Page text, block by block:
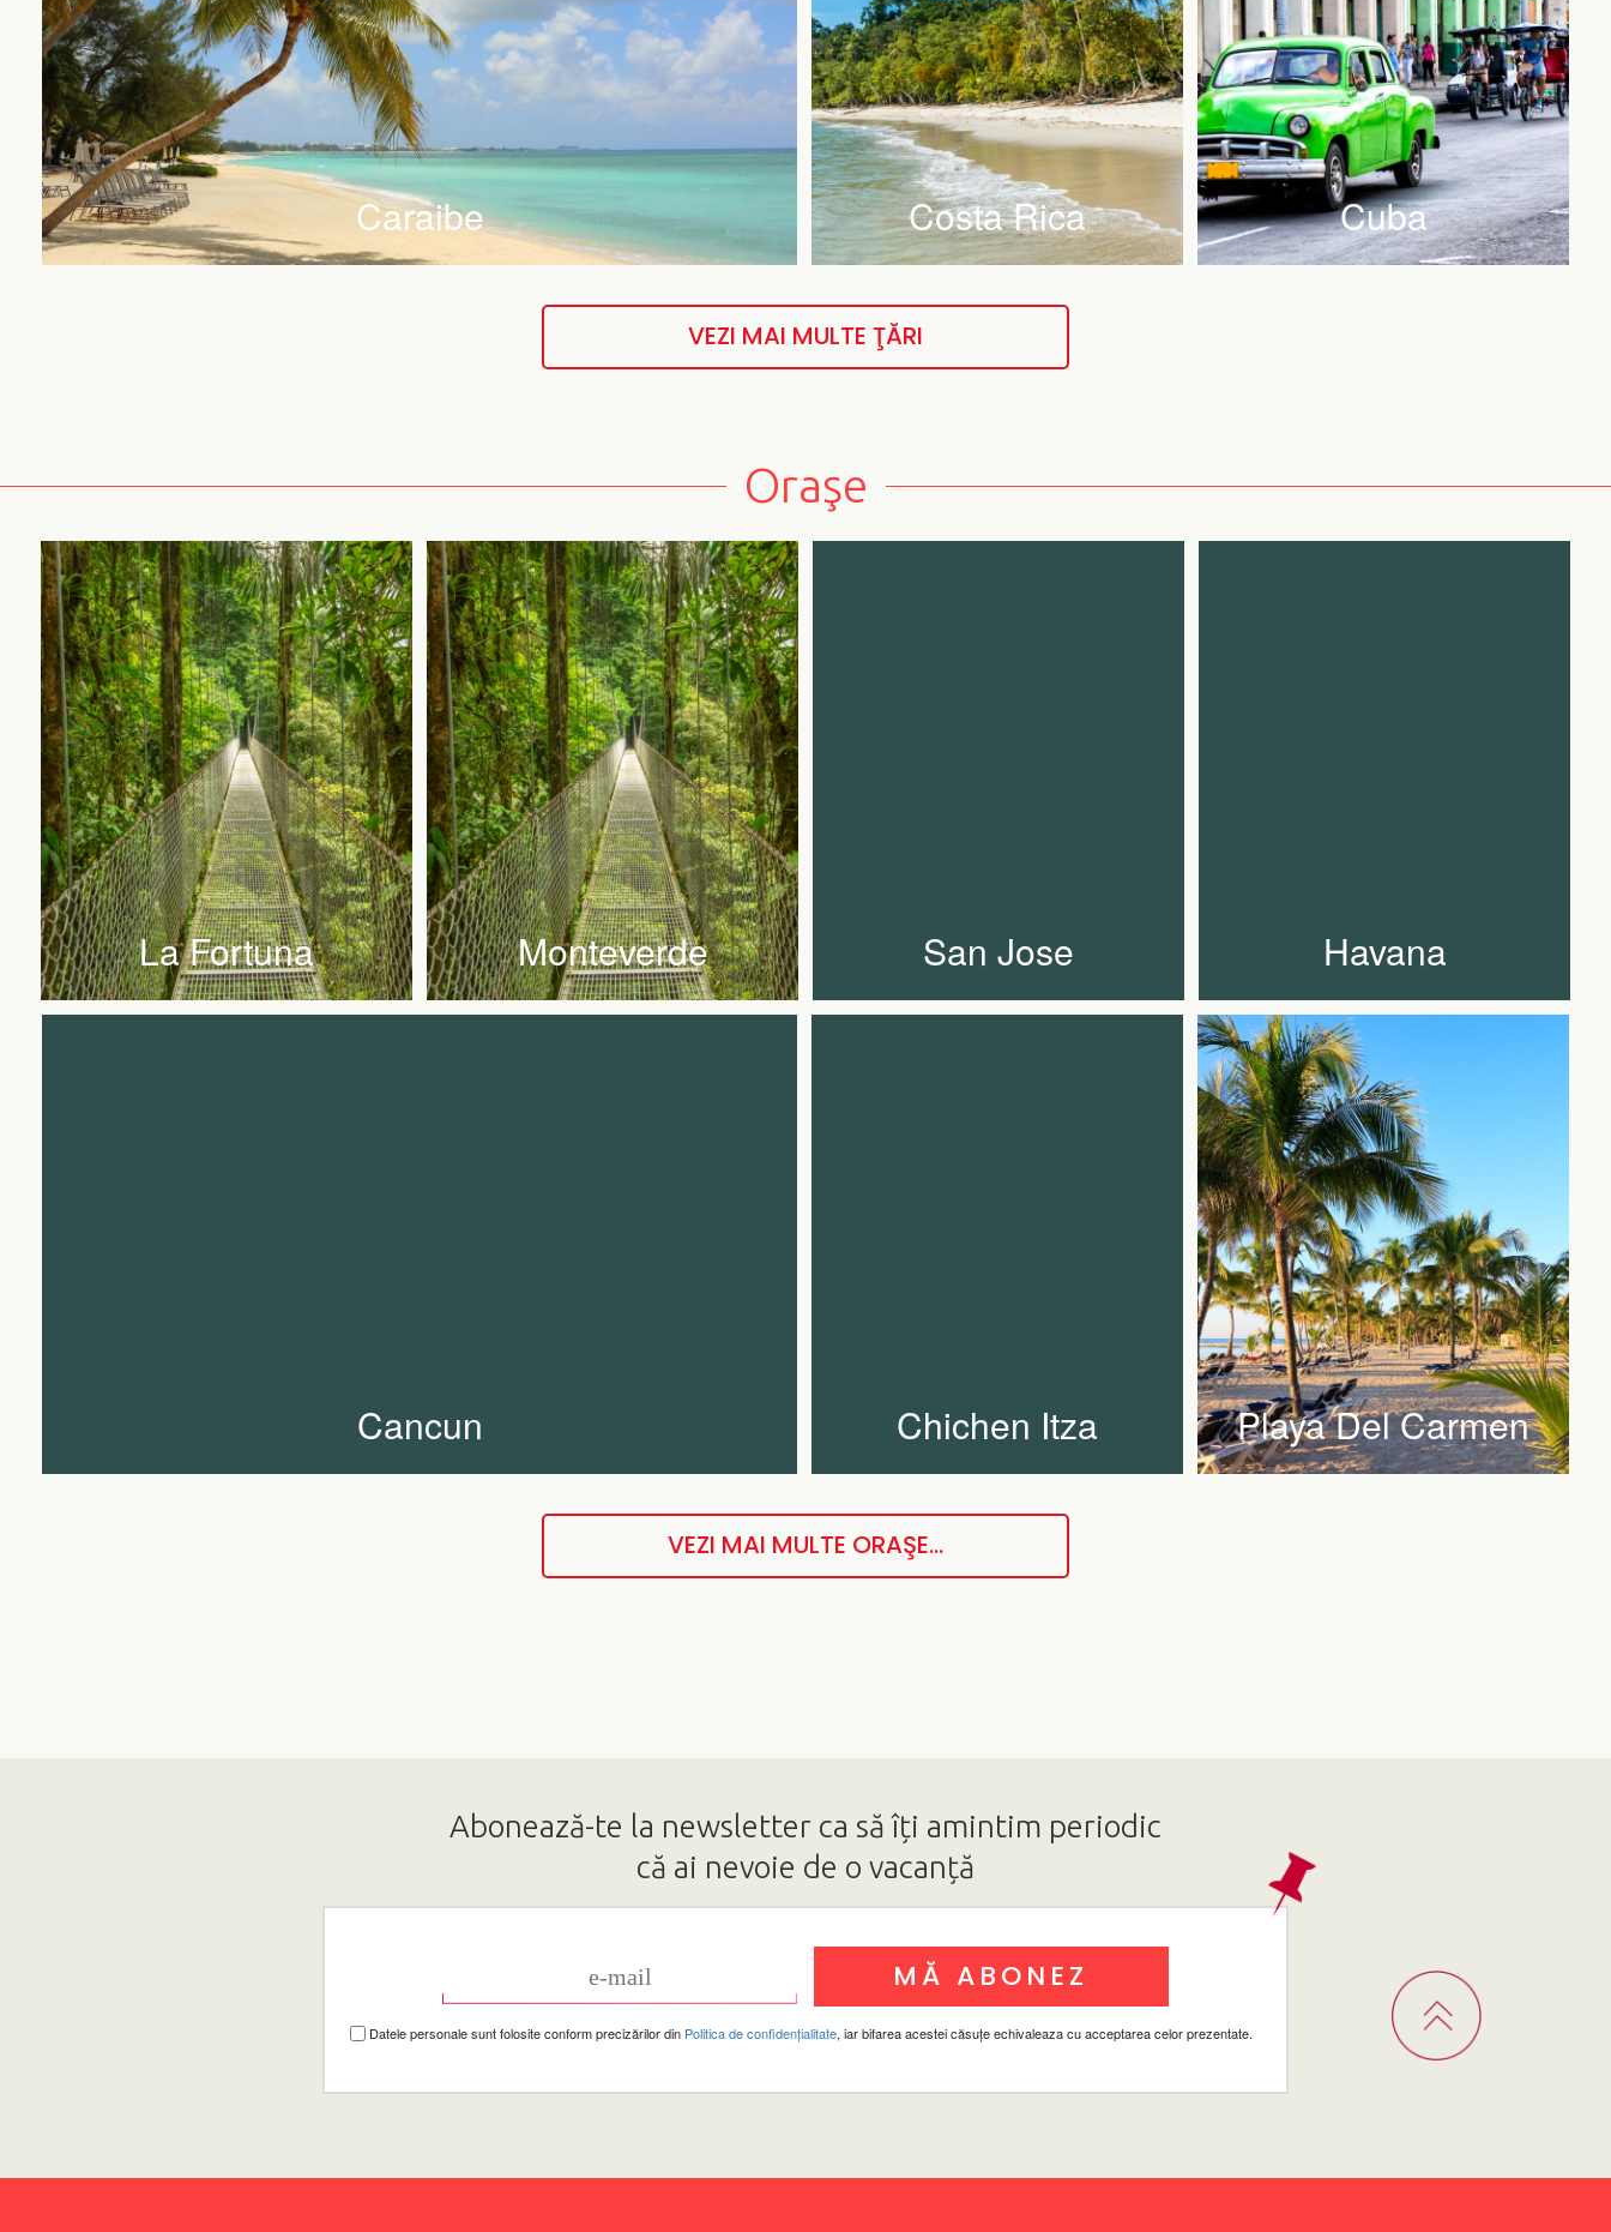
Caraibe Costa Rica Cuba
VEZI MAI MULTE ŢĂRI
Oraşe
La Fortuna Monteverde San Jose Havana
Cancun Chichen Itza Playa Del Carmen
VEZI MAI MULTE ORAŞE...
Abonează-te la newsletter ca să îți amintim periodic
că ai nevoie de o vacanță
Datele personale sunt folosite conform precizărilor din Politica de confidențialitate, iar bifarea acestei căsuțe echivaleaza cu acceptarea celor prezentate.